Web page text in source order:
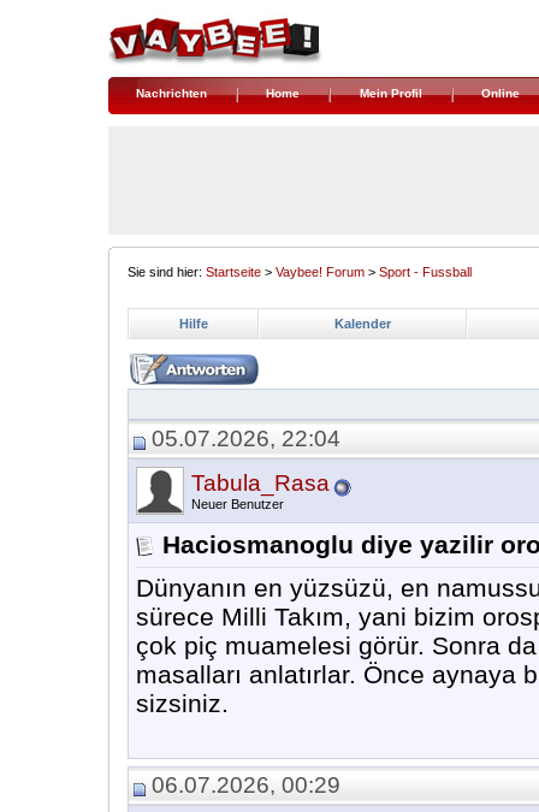
Nachrichten Home Mein Profil Online
Sie sind hier: Startseite > Vaybee! Forum > Sport - Fussball
Hilfe Kalender
05.07.2026, 22:04
Tabula_Rasa
Neuer Benutzer
Haciosmanoglu diye yazilir
Dünyanın en yüzsüzü, en
sürece Milli Takım, yani bizim
çok piç muamelesi görür. Sonra
masalları anlatırlar. Önce aynaya
sizsiniz.
06.07.2026, 00:29